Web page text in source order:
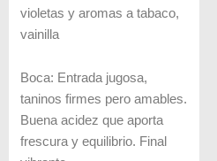
violetas y aromas a tabaco,
vainilla
Boca: Entrada jugosa,
taninos firmes pero amables.
Buena acidez que aporta
frescura y equilibrio. Final